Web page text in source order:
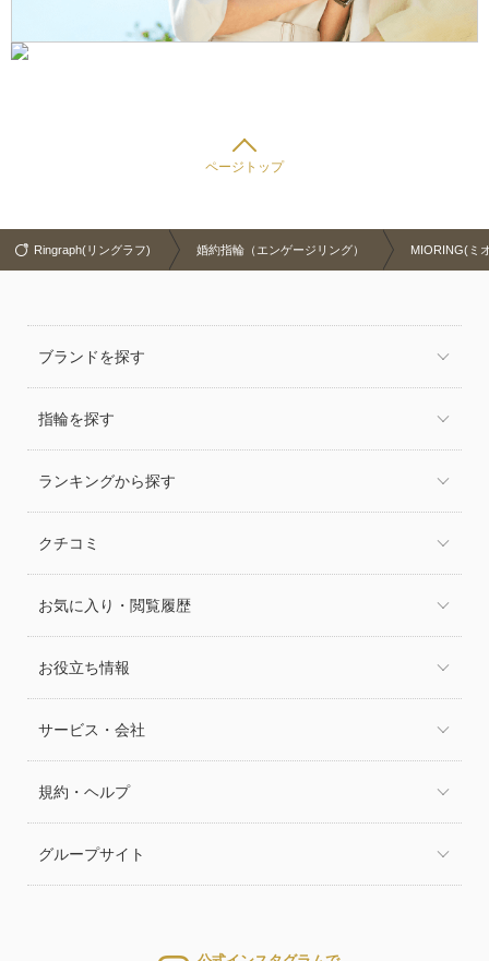
ページトップ
Ringraph(リングラフ) 婚約指輪（エンゲージリング） MIORING(ミ
ブランドを探す
指輪を探す
ランキングから探す
クチコミ
お気に入り・閲覧履歴
お役立ち情報
サービス・会社
規約・ヘルプ
グループサイト